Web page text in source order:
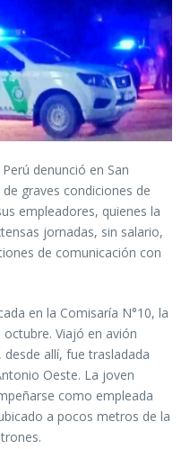
denunció en San
graves condiciones de
empleadores, quienes la
jornadas, sin salario,
de comunicación con
en la Comisaría N°10, la
Viajó en avión
allí, fue trasladada
Oeste. La joven
como empleada
a pocos metros de la